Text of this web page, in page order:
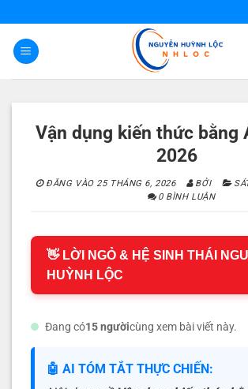
nội
dung
Vận dụng kiến thức bằng
2026
ĐĂNG VÀO 25 THÁNG 6, 2026 BỞI
0 BÌNH LUẬN
👋 LỜI NGỎ & HỆ SINH THÁI
HUỲNH LỘC
Đang có15 ngườicùng xem bài viết này.
🤖 AI TÓM TẮT THỰC CHIẾN: